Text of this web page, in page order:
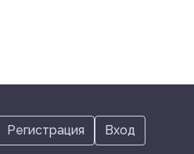
Регистрация Вход